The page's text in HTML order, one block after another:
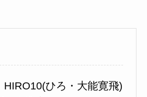
HIRO10(ひろ・大能寛飛)